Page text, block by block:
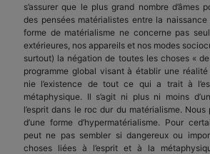
s’assurer que le plus grand nombre d’âmes
des pensées matérialistes entre la
forme de matérialisme ne concerne pas
extérieures, nos appareils et nos modes
surtout) la négation de toutes les choses « de
programme global visant à établir une
nie l’existence de tout ce qui a trait à
métaphysique. Il s’agit ni plus ni moins
l’esprit dans le roc dur du matérialisme.
d’une forme d’hypermatérialisme. Pour
peut ne pas sembler si dangereux ou
choses liées à l’esprit et à la